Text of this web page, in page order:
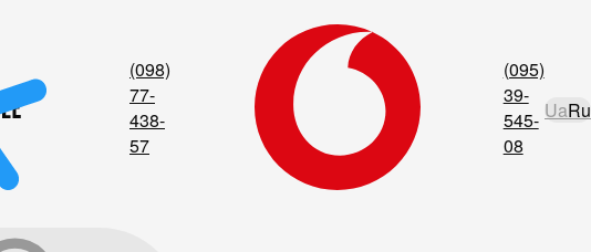
(098)
77-
438-
57
(095)
39-
545-
08
UaRu